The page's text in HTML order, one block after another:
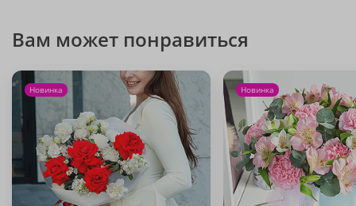
Вам может понравиться
Новинка Новинка